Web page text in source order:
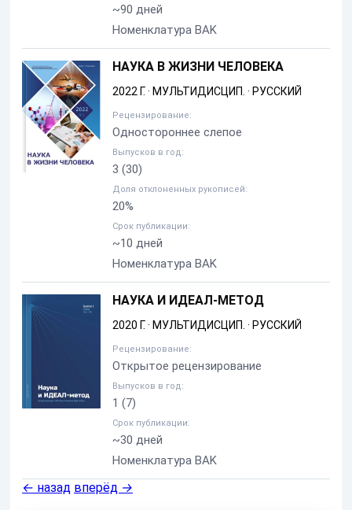
~90 дней
Номенклатура BAK
НАУКА В ЖИЗНИ ЧЕЛОВЕКА
2022 Г.· МУЛЬТИДИСЦИП. · РУССКИЙ
Рецензирование:
Одностороннее слепое
Выпусков в год:
3 (30)
Доля отклоненных рукописей:
20%
Срок публикации:
~10 дней
Номенклатура BAK
НАУКА И ИДЕАЛ-МЕТОД
2020 Г.· МУЛЬТИДИСЦИП. · РУССКИЙ
Рецензирование:
Открытое рецензирование
Выпусков в год:
1 (7)
Срок публикации:
~30 дней
Номенклатура BAK
← назад вперёд →